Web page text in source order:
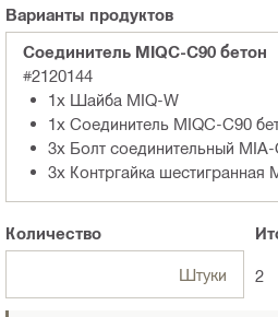
Варианты продуктов
Соединитель MIQC-C90 бетон
#2120144
1x Шайба MIQ-W
1x Cоединитель MIQC-C90
3x Болт соединительный
3x Контргайка шестигранная
Количество
Штуки 2